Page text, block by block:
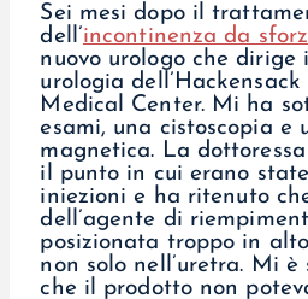
Sei mesi dopo il
dell’incontinenza da
nuovo urologo che dirige
urologia
Medical Center. Mi ha
esami, una cistoscopia e
magnetica. La
il punto in cui erano
iniezioni e ha ritenuto
dell’agente di
posizionata troppo in
non solo nell’uretra. Mi
che il prodotto non